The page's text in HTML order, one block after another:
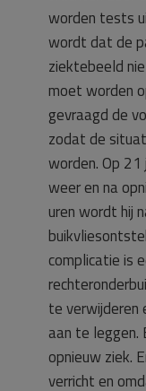
worden tests
wordt dat de
ziektebeeld
moet worden
gevraagd de
zodat de
worden. Op
weer en na
uren wordt hij
complicatie is
te verwijderen
aan te
opnieuw ziek.
verricht en